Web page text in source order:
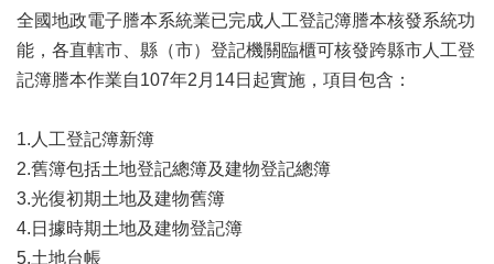
機
關
簡
介
上
申
辦
查
詢
全國地政電子謄本系統業已完成人工登記簿謄本核發系統功
能，各直轄市、縣（市）登記機關臨櫃可核發跨縣市人工登
記簿謄本作業自107年2月14日起實施，項目包含：
1.人工登記簿新簿
2.舊簿包括土地登記總簿及建物登記總簿
3.光復初期土地及建物舊簿
4.日據時期土地及建物登記簿
5.土地台帳